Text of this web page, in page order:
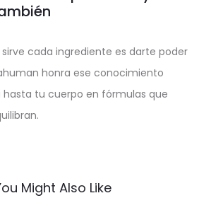
cada ingrediente es darte poder
honra ese conocimiento
hasta tu cuerpo en fórmulas que
Might Also Like